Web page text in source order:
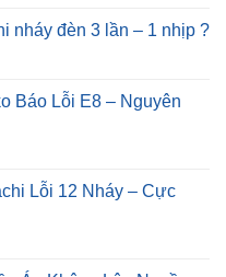
nháy đèn 3 lần – 1 nhịp ?
Báo Lỗi E8 – Nguyên
Lỗi 12 Nháy – Cực